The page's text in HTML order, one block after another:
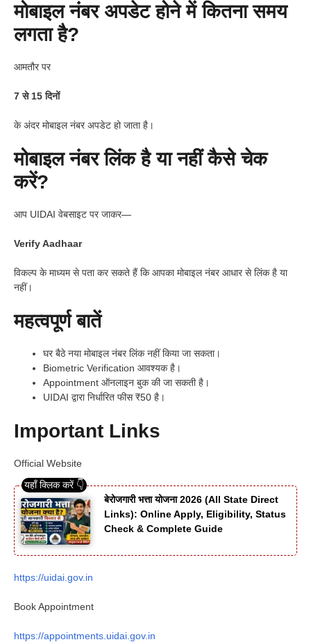
मोबाइल नंबर अपडेट होने में कितना समय
लगता है?
आमतौर पर
7 से 15 दिनों
के अंदर मोबाइल नंबर अपडेट हो जाता है।
मोबाइल नंबर लिंक है या नहीं कैसे चेक
करें?
आप UIDAI वेबसाइट पर जाकर—
Verify Aadhaar
विकल्प के माध्यम से पता कर सकते हैं कि आपका मोबाइल नंबर आधार से लिंक है या
नहीं।
महत्वपूर्ण बातें
घर बैठे नया मोबाइल नंबर लिंक नहीं किया जा सकता।
Biometric Verification आवश्यक है।
Appointment ऑनलाइन बुक की जा सकती है।
UIDAI द्वारा निर्धारित फीस ₹50 है।
Important Links
Official Website
बेरोजगारी भत्ता योजना 2026 (All State Direct
Links): Online Apply, Eligibility, Status
Check & Complete Guide
https://uidai.gov.in
Book Appointment
https://appointments.uidai.gov.in